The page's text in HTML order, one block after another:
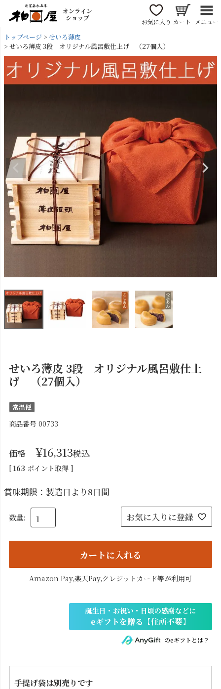
オンライン
ショップ
お気に入り カート メニュー
トップページ
せいろ薄皮
せいろ薄皮 3段 オリジナル風呂敷仕上げ （27個入）
せいろ薄皮 3段 オリジナル風呂敷仕上
げ （27個入）
常温便
商品番号 00733
価格 ¥16,313税込
[ 163 ポイント取得 ]
賞味期限：製造日より8日間
お気に入りに登録
カートに入れる
Amazon Pay,楽天Pay,クレジットカード等が利用可
のeギフトとは？
手提げ袋は別売りです